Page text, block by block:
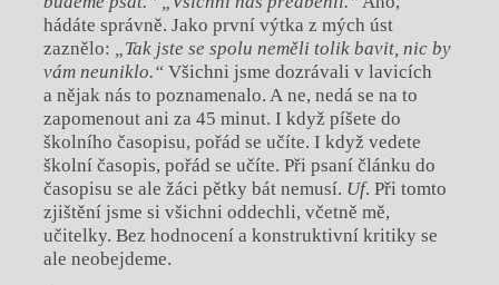
hádáte správně. Jako první výtka z mých úst
zaznělo: „Tak jste se spolu neměli tolik bavit, nic by
vám neuniklo.“Všichni jsme dozrávali v lavicích
a nějak nás to poznamenalo. A ne, nedá se na to
zapomenout ani za 45 minut. I když píšete do
školního časopisu, pořád se učíte. I když vedete
školní časopis, pořád se učíte. Při psaní článku do
časopisu se ale žáci pětky bát nemusí. Uf. Při tomto
zjištění jsme si všichni oddechli, včetně mě,
učitelky. Bez hodnocení a konstruktivní kritiky se
ale neobejdeme.